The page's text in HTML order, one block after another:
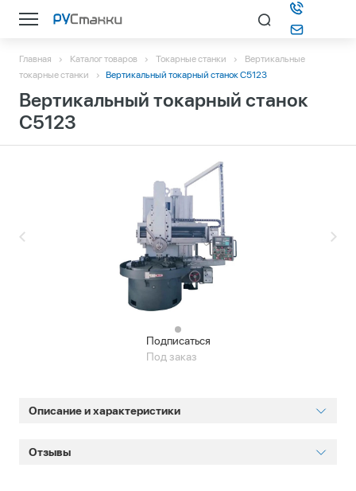
Каталог
О компании
Подбор станка
Главная Каталог товаров Токарные станки
Вертикальные
токарные станки
Вертикальный токарный станок C5123
Вертикальный токарный станок
C5123
Подписаться
Под заказ
Описание и характеристики
Отзывы